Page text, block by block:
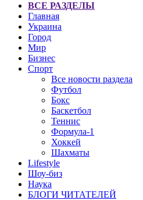
ВСЕ РАЗДЕЛЫ
Главная
Украина
Город
Мир
Бизнес
Спорт
Все новости раздела
Футбол
Бокс
Баскетбол
Теннис
Формула-1
Хоккей
Шахматы
Lifestyle
Шоу-биз
Наука
БЛОГИ ЧИТАТЕЛЕЙ